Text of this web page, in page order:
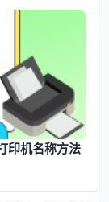
印机名称方法